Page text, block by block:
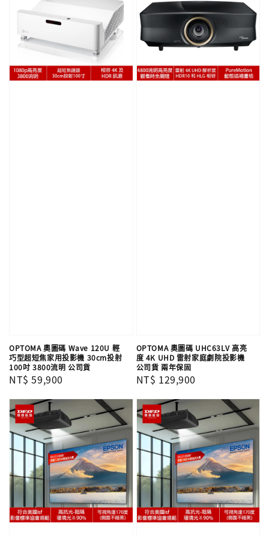
OPTOMA 奧圖碼 Wave 120U 輕
巧型超短焦家用投影機 30cm投射
100吋 3800流明 公司貨
Regular
NT$ 59,900
OPTOMA 奧圖碼 UHC63LV 高亮
度 4K UHD 雷射家庭劇院投影機
公司貨 兩年保固
Regular
NT$ 129,900